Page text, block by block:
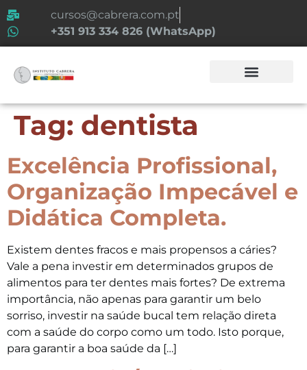
cursos@cabrera.com.pt
+351 913 334 826 (WhatsApp)
Tag: dentista
Excelência Profissional,
Organização Impecável e
Didática Completa.
Existem dentes fracos e mais propensos a cáries?
Vale a pena investir em determinados grupos de
alimentos para ter dentes mais fortes? De extrema
importância, não apenas para garantir um belo
sorriso, investir na saúde bucal tem relação direta
com a saúde do corpo como um todo. Isto porque,
para garantir a boa saúde da […]